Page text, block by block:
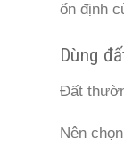
ổn định
Dùng
Đất
Nên